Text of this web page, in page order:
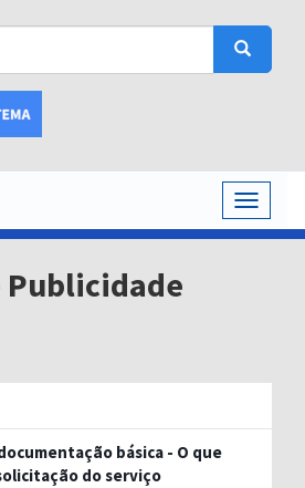
Busca
Toggle
Publicidade
básica - O que
do serviço